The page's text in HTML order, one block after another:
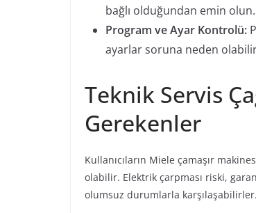
bağlı olduğundan emin
Program ve Ayar Kontrolü:
ayarlar soruna neden
Teknik Servis
Gerekenler
Kullanıcıların Miele çamaşır
olabilir. Elektrik çarpması riski,
olumsuz durumlarla karşılaşabilirler.